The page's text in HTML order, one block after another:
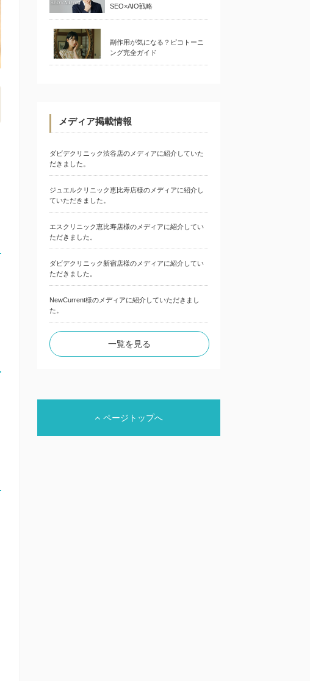
SEO×AIO戦略
副作用が気になる？ピコトーニ
ング完全ガイド
メディア掲載情報
ダビデクリニック渋谷店のメディアに紹介していた
だきました。
ジュエルクリニック恵比寿店様のメディアに紹介し
ていただきました。
エスクリニック恵比寿店様のメディアに紹介してい
ただきました。
ダビデクリニック新宿店様のメディアに紹介してい
ただきました。
NewCurrent様のメディアに紹介していただきまし
た。
一覧を見る
ページトップへ